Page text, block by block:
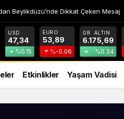
Beylikdüzü’nde Dikkat Çeken Mesaj
USD
47,34
%0.15
EURO
53,89
%-0.06
GR. ALTIN
6.175,69
%0.34
Etkinlikler Yaşam Vadisi